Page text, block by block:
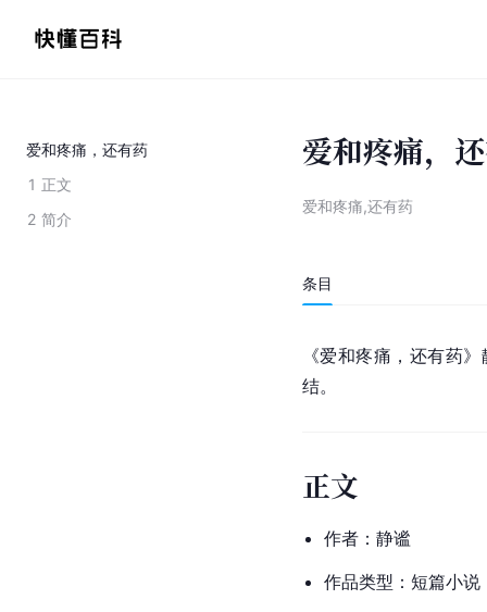
爱和疼痛，还有药
1 正文
2 简介
爱和疼痛，
爱和疼痛,还有药
条目
《爱和疼痛，还有药
结。
正文
作者：静谧
作品类型：短篇小说